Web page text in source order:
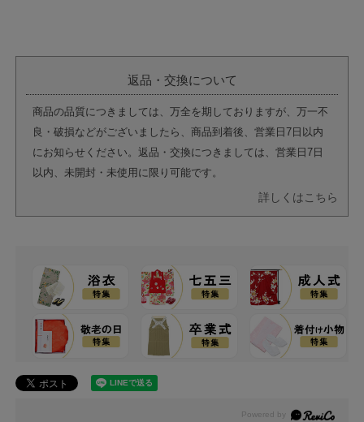
返品・交換について
商品の品質につきましては、万全を期しておりますが、万一不
良・破損などがございましたら、商品到着後、営業日7日以内
にお知らせください。返品・交換につきましては、営業日7日
以内、未開封・未使用に限り可能です。
詳しくはこちら